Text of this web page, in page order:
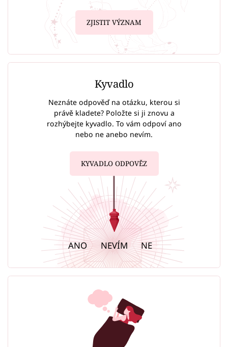
ZJISTIT VÝZNAM
Kyvadlo
Neznáte odpověď na otázku, kterou si
právě kladete? Položte si ji znovu a
rozhýbejte kyvadlo. To vám odpoví ano
nebo ne anebo nevím.
KYVADLO ODPOVĚZ
ANO NEVÍM NE